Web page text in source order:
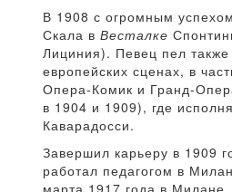
В 1908 с огромным
Скала в Весталке
Лициния). Певец пел также
европейских сценах, в
Опера-Комик и Гранд-
в 1904 и 1909), где
Каварадосси.
Завершил карьеру в 1909
работал педагогом в